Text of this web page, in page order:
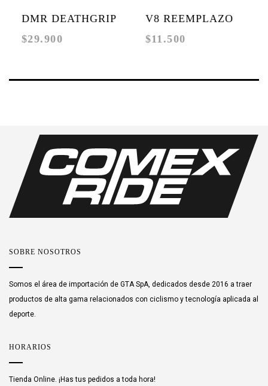
DMR DEATHGRIP
RED FLANGELESS
$29.900
V8 REEMPLAZO
DE EJES
$11.500
SOBRE NOSOTROS
Somos el área de importación de GTA SpA, dedicados desde 2016 a traer
productos de alta gama relacionados con ciclismo y tecnología aplicada al
deporte.
HORARIOS
Tienda Online. ¡Has tus pedidos a toda hora!